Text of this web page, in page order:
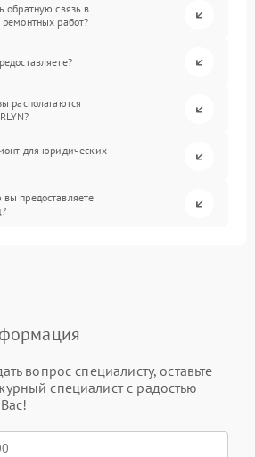
обратную связь в
работ?
располагаются
для юридических
предоставляете
вопрос специалисту, оставьте
специалист с радостью